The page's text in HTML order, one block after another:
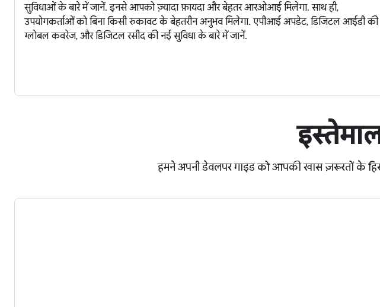
सुविधाओं के बारे में जानें. इनसे आपको ज़्यादा फ़ायदा और बेहतर आरओआई मिलेगा. साथ ही,
उपयोगकर्ताओं को बिना किसी रुकावट के बेहतरीन अनुभव मिलेगा. एपीआई अपडेट, डिजिटल आईडी की
ग्लोबल कवरेज, और डिजिटल रसीद की नई सुविधा के बारे में जानें.
हमने अपनी डेवलपर गाइड को आपकी खास ज़रूरतों के